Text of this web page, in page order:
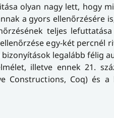
olyan nagy lett, hogy
a gyors ellenőrzésére
teljes
egy-két percnél
legalább félig
illetve ennek 21.
Constructions, Coq) és